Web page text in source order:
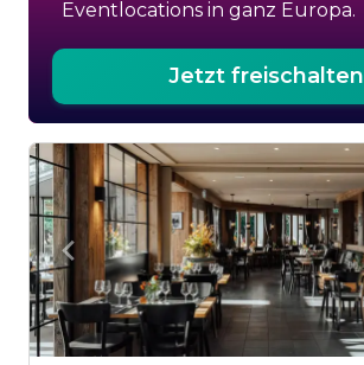
Eventlocations in ganz Europa.
Jetzt freischalten